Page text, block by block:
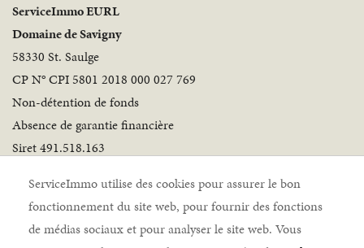
ServiceImmo utilise des cookies pour assurer le bon
fonctionnement du site web, pour fournir des fonctions
de médias sociaux et pour analyser le site web. Vous
ServiceImmo EURL
Domaine de Savigny
58330 St. Saulge
CP N° CPI 5801 2018 000 027 769
Non-détention de fonds
Absence de garantie financière
Siret 491.518.163
Suivez-nous